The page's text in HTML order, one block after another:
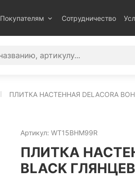
Покупателям Сотрудничество
ПЛИТКА НАСТЕННАЯ DELACORA
Артикул: WT15BHM99R
ПЛИТКА
BLACK